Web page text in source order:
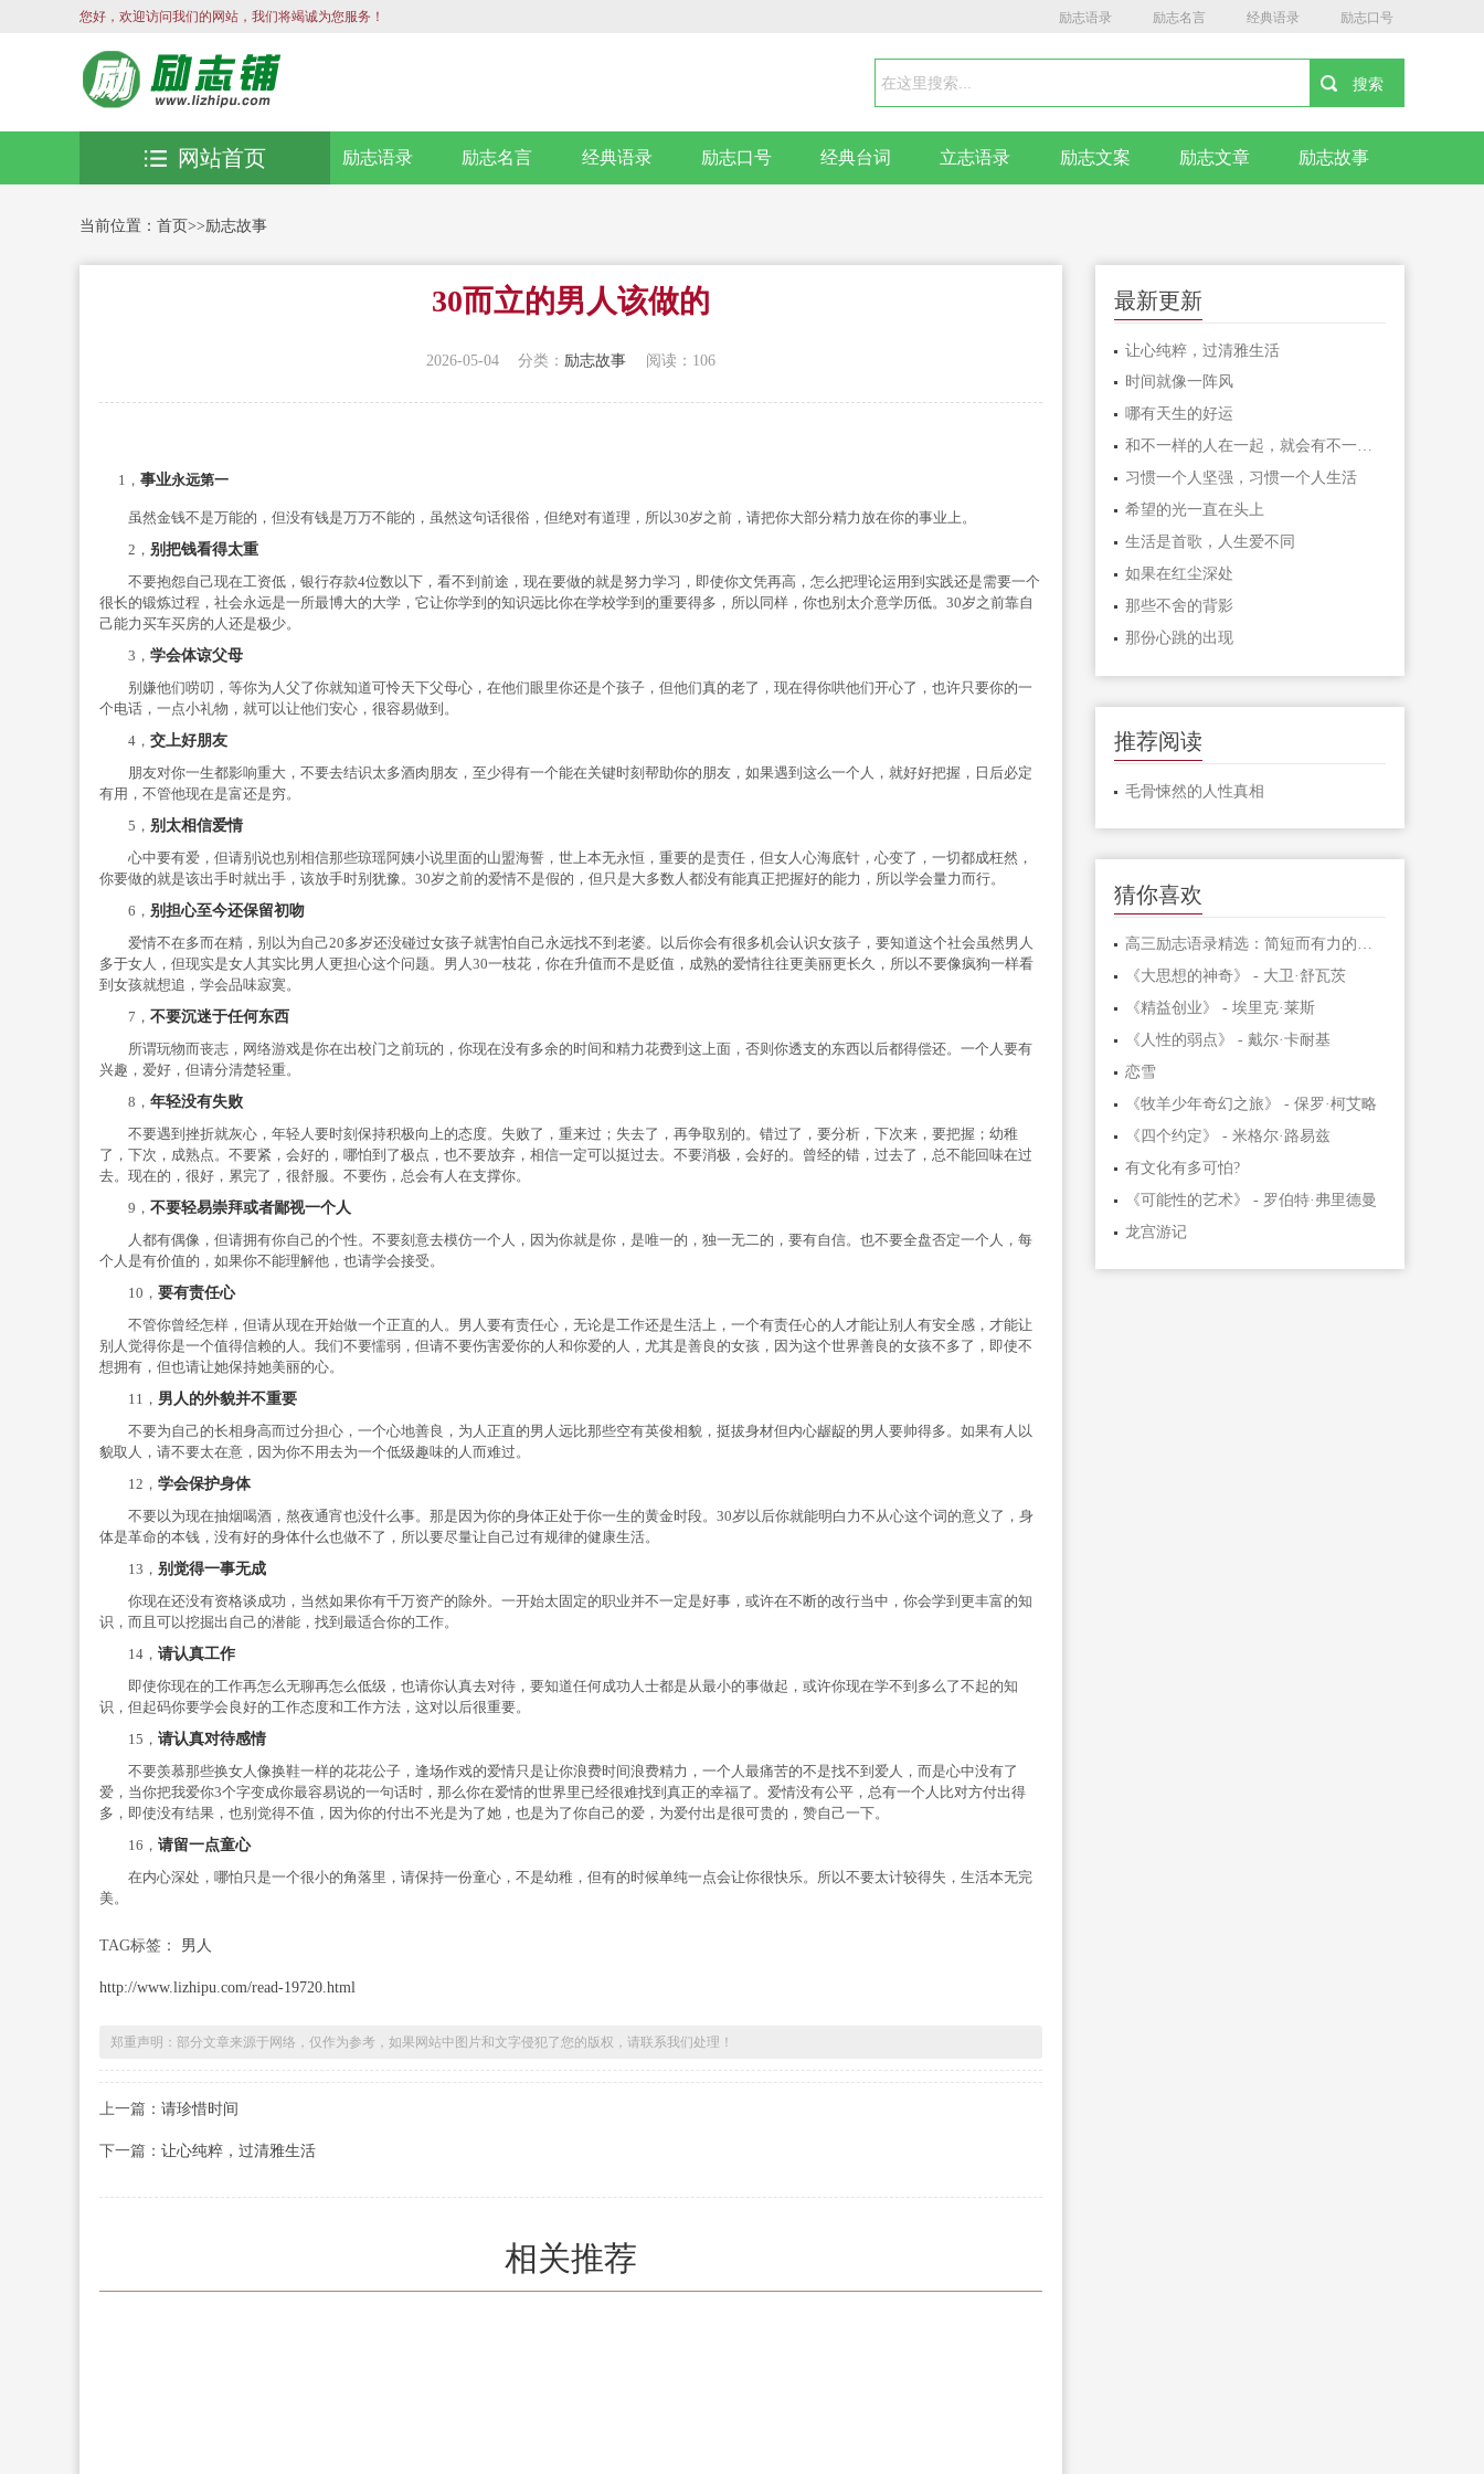
您好，欢迎访问我们的网站，我们将竭诚为您服务！ 励志语录 励志名言 经典语录 励志口号
励志语录 励志名言 经典语录 励志口号 经典台词 立志语录 励志文案 励志文章 励志故事
网站首页
当前位置： 首页>>励志故事
30而立的男人该做的
2026-05-04 分类： 励志故事 阅读：106
1， 事业永远第一
虽然金钱不是万能的，但没有钱是万万不能的，虽然这句话很俗，但绝对有道理，所以30岁之前，请把你大部分精力放在你的事业上。
2， 别把钱看得太重
不要抱怨自己现在工资低，银行存款4位数以下，看不到前途，现在要做的就是努力学习，即使你文凭再高，怎么把理论运用到实践还是需要一个
很长的锻炼过程，社会永远是一所最博大的大学，它让你学到的知识远比你在学校学到的重要得多，所以同样，你也别太介意学历低。30岁之前靠自
己能力买车买房的人还是极少。
3， 学会体谅父母
别嫌他们唠叨，等你为人父了你就知道可怜天下父母心，在他们眼里你还是个孩子，但他们真的老了，现在得你哄他们开心了，也许只要你的一
个电话，一点小礼物，就可以让他们安心，很容易做到。
4， 交上好朋友
朋友对你一生都影响重大，不要去结识太多酒肉朋友，至少得有一个能在关键时刻帮助你的朋友，如果遇到这么一个人，就好好把握，日后必定
有用，不管他现在是富还是穷。
5， 别太相信爱情
心中要有爱，但请别说也别相信那些琼瑶阿姨小说里面的山盟海誓，世上本无永恒，重要的是责任，但女人心海底针，心变了，一切都成枉然，
你要做的就是该出手时就出手，该放手时别犹豫。30岁之前的爱情不是假的，但只是大多数人都没有能真正把握好的能力，所以学会量力而行。
6， 别担心至今还保留初吻
爱情不在多而在精，别以为自己20多岁还没碰过女孩子就害怕自己永远找不到老婆。以后你会有很多机会认识女孩子，要知道这个社会虽然男人
多于女人，但现实是女人其实比男人更担心这个问题。男人30一枝花，你在升值而不是贬值，成熟的爱情往往更美丽更长久，所以不要像疯狗一样看
到女孩就想追，学会品味寂寞。
7， 不要沉迷于任何东西
所谓玩物而丧志，网络游戏是你在出校门之前玩的，你现在没有多余的时间和精力花费到这上面，否则你透支的东西以后都得偿还。一个人要有
兴趣，爱好，但请分清楚轻重。
8， 年轻没有失败
不要遇到挫折就灰心，年轻人要时刻保持积极向上的态度。失败了，重来过；失去了，再争取别的。错过了，要分析，下次来，要把握；幼稚
了，下次，成熟点。不要紧，会好的，哪怕到了极点，也不要放弃，相信一定可以挺过去。不要消极，会好的。曾经的错，过去了，总不能回味在过
去。现在的，很好，累完了，很舒服。不要伤，总会有人在支撑你。
9， 不要轻易崇拜或者鄙视一个人
人都有偶像，但请拥有你自己的个性。不要刻意去模仿一个人，因为你就是你，是唯一的，独一无二的，要有自信。也不要全盘否定一个人，每
个人是有价值的，如果你不能理解他，也请学会接受。
10， 要有责任心
不管你曾经怎样，但请从现在开始做一个正直的人。男人要有责任心，无论是工作还是生活上，一个有责任心的人才能让别人有安全感，才能让
别人觉得你是一个值得信赖的人。我们不要懦弱，但请不要伤害爱你的人和你爱的人，尤其是善良的女孩，因为这个世界善良的女孩不多了，即使不
想拥有，但也请让她保持她美丽的心。
11， 男人的外貌并不重要
不要为自己的长相身高而过分担心，一个心地善良，为人正直的男人远比那些空有英俊相貌，挺拔身材但内心龌龊的男人要帅得多。如果有人以
貌取人，请不要太在意，因为你不用去为一个低级趣味的人而难过。
12， 学会保护身体
不要以为现在抽烟喝酒，熬夜通宵也没什么事。那是因为你的身体正处于你一生的黄金时段。30岁以后你就能明白力不从心这个词的意义了，身
体是革命的本钱，没有好的身体什么也做不了，所以要尽量让自己过有规律的健康生活。
13， 别觉得一事无成
你现在还没有资格谈成功，当然如果你有千万资产的除外。一开始太固定的职业并不一定是好事，或许在不断的改行当中，你会学到更丰富的知
识，而且可以挖掘出自己的潜能，找到最适合你的工作。
14， 请认真工作
即使你现在的工作再怎么无聊再怎么低级，也请你认真去对待，要知道任何成功人士都是从最小的事做起，或许你现在学不到多么了不起的知
识，但起码你要学会良好的工作态度和工作方法，这对以后很重要。
15， 请认真对待感情
不要羡慕那些换女人像换鞋一样的花花公子，逢场作戏的爱情只是让你浪费时间浪费精力，一个人最痛苦的不是找不到爱人，而是心中没有了
爱，当你把我爱你3个字变成你最容易说的一句话时，那么你在爱情的世界里已经很难找到真正的幸福了。爱情没有公平，总有一个人比对方付出得
多，即使没有结果，也别觉得不值，因为你的付出不光是为了她，也是为了你自己的爱，为爱付出是很可贵的，赞自己一下。
16， 请留一点童心
在内心深处，哪怕只是一个很小的角落里，请保持一份童心，不是幼稚，但有的时候单纯一点会让你很快乐。所以不要太计较得失，生活本无完
美。
TAG标签： 男人
http://www.lizhipu.com/read-19720.html
郑重声明：部分文章来源于网络，仅作为参考，如果网站中图片和文字侵犯了您的版权，请联系我们处理！
上一篇： 请珍惜时间
下一篇： 让心纯粹，过清雅生活
相关推荐
最新更新
让心纯粹，过清雅生活
时间就像一阵风
哪有天生的好运
和不一样的人在一起，就会有不一样的人生
习惯一个人坚强，习惯一个人生活
希望的光一直在头上
生活是首歌，人生爱不同
如果在红尘深处
那些不舍的背影
那份心跳的出现
推荐阅读
毛骨悚然的人性真相
猜你喜欢
高三励志语录精选：简短而有力的激励句子
《大思想的神奇》 - 大卫·舒瓦茨
《精益创业》 - 埃里克·莱斯
《人性的弱点》 - 戴尔·卡耐基
恋雪
《牧羊少年奇幻之旅》 - 保罗·柯艾略
《四个约定》 - 米格尔·路易兹
有文化有多可怕?
《可能性的艺术》 - 罗伯特·弗里德曼
龙宫游记